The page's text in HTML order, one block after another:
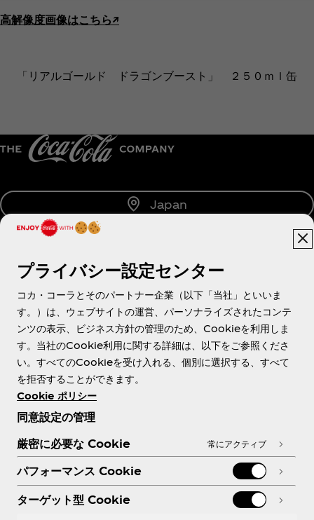
高解像度画像はこちら↗︎
「リアルゴールド ドラゴンブースト」 ２５０ｍｌ缶
Japan
About us
Need help?
各種ポリシー
プライバシー設定センター
コカ・コーラとそのパートナー企業（以下「当社」といいま
す。）は、ウェブサイトの運営、パーソナライズされたコンテ
ンツの表示、ビジネス方針の管理のため、Cookieを利用しま
す。当社のCookie利用に関する詳細は、以下をご参照くださ
い。すべてのCookieを受け入れる、個別に選択する、すべて
を拒否することができます。
Cookie ポリシー
同意設定の管理
厳密に必要な Cookie
常にアクティブ
パフォーマンス Cookie
ターゲット型 Cookie